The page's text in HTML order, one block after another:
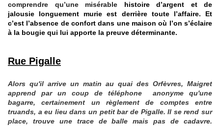
comprendre qu’une misérable histoire d’argent et de
jalousie longuement murie est derrière toute l’affaire. Et
c’est l’absence de confort dans une maison où l’on s’éclaire
à la bougie qui lui apporte la preuve déterminante.
Rue Pigalle
Alors qu'il arrive un matin au quai des Orfèvres, Maigret
apprend par un coup de téléphone anonyme qu'une
bagarre, certainement un règlement de comptes entre
truands, a eu lieu dans un petit bar de Pigalle. Il se rend sur
place, trouve une trace de balle mais pas de cadavre.